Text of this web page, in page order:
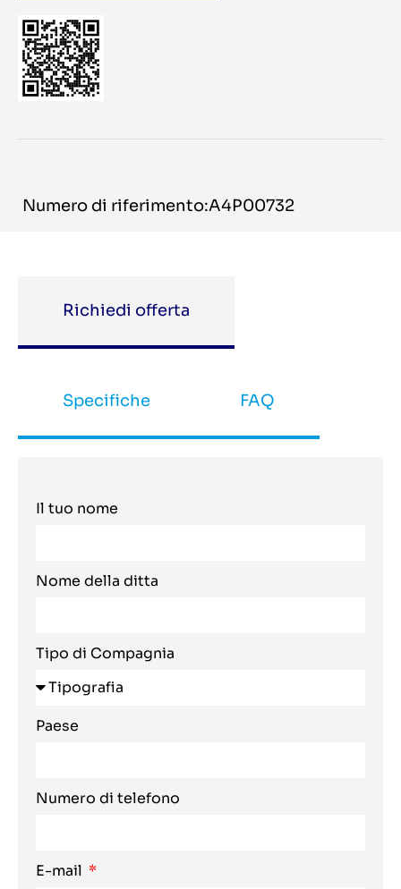
Numero di riferimento:A4P00732
Richiedi offerta
Specifiche FAQ
Il tuo nome
Nome della ditta
Tipo di Compagnia
Paese
Numero di telefono
E-mail